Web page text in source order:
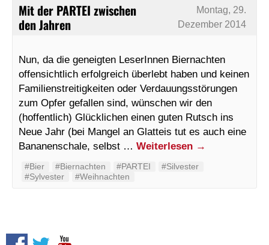
Mit der PARTEI zwischen
den Jahren
Montag, 29.
Dezember 2014
Nun, da die geneigten LeserInnen Biernachten
offensichtlich erfolgreich überlebt haben und keinen
Familienstreitigkeiten oder Verdauungsstörungen
zum Opfer gefallen sind, wünschen wir den
(hoffentlich) Glücklichen einen guten Rutsch ins
Neue Jahr (bei Mangel an Glatteis tut es auch eine
Bananenschale, selbst … Weiterlesen →
#Bier #Biernachten #PARTEI
#Silvester
#Sylvester
#Weihnachten